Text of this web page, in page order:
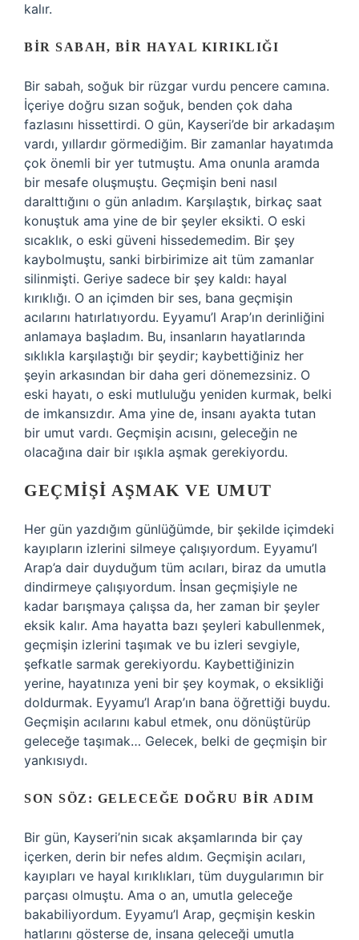
kalır.
BIR SABAH, BIR HAYAL KIRIKLIĞI
Bir sabah, soğuk bir rüzgar vurdu pencere camına.
İçeriye doğru sızan soğuk, benden çok daha
fazlasını hissettirdi. O gün, Kayseri’de bir arkadaşım
vardı, yıllardır görmediğim. Bir zamanlar hayatımda
çok önemli bir yer tutmuştu. Ama onunla aramda
bir mesafe oluşmuştu. Geçmişin beni nasıl
daralttığını o gün anladım. Karşılaştık, birkaç saat
konuştuk ama yine de bir şeyler eksikti. O eski
sıcaklık, o eski güveni hissedemedim. Bir şey
kaybolmuştu, sanki birbirimize ait tüm zamanlar
silinmişti. Geriye sadece bir şey kaldı: hayal
kırıklığı. O an içimden bir ses, bana geçmişin
acılarını hatırlatıyordu. Eyyamu’l Arap’ın derinliğini
anlamaya başladım. Bu, insanların hayatlarında
sıklıkla karşılaştığı bir şeydir; kaybettiğiniz her
şeyin arkasından bir daha geri dönemezsiniz. O
eski hayatı, o eski mutluluğu yeniden kurmak, belki
de imkansızdır. Ama yine de, insanı ayakta tutan
bir umut vardı. Geçmişin acısını, geleceğin ne
olacağına dair bir ışıkla aşmak gerekiyordu.
GEÇMIŞI AŞMAK VE UMUT
Her gün yazdığım günlüğümde, bir şekilde içimdeki
kayıpların izlerini silmeye çalışıyordum. Eyyamu’l
Arap’a dair duyduğum tüm acıları, biraz da umutla
dindirmeye çalışıyordum. İnsan geçmişiyle ne
kadar barışmaya çalışsa da, her zaman bir şeyler
eksik kalır. Ama hayatta bazı şeyleri kabullenmek,
geçmişin izlerini taşımak ve bu izleri sevgiyle,
şefkatle sarmak gerekiyordu. Kaybettiğinizin
yerine, hayatınıza yeni bir şey koymak, o eksikliği
doldurmak. Eyyamu’l Arap’ın bana öğrettiği buydu.
Geçmişin acılarını kabul etmek, onu dönüştürüp
geleceğe taşımak… Gelecek, belki de geçmişin bir
yankısıydı.
SON SÖZ: GELECEĞE DOĞRU BIR ADIM
Bir gün, Kayseri’nin sıcak akşamlarında bir çay
içerken, derin bir nefes aldım. Geçmişin acıları,
kayıpları ve hayal kırıklıkları, tüm duygularımın bir
parçası olmuştu. Ama o an, umutla geleceğe
bakabiliyordum. Eyyamu’l Arap, geçmişin keskin
hatlarını gösterse de, insana geleceği umutla